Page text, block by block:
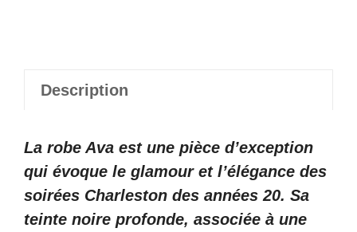
Description
La robe Ava est une pièce d’exception
qui évoque le glamour et l’élégance des
soirées Charleston des années 20. Sa
teinte noire profonde, associée à une